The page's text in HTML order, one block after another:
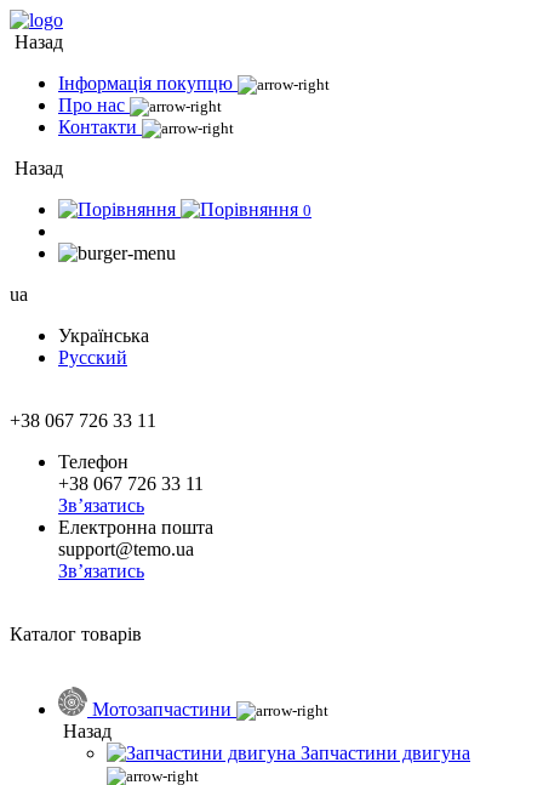
Назад
Інформація покупцю
Про нас
Контакти
Назад
0
ua
Українська
Русский
+38 067 726 33 11
Телефон
+38 067 726 33 11
Зв’язатись
Електронна пошта
support@temo.ua
Зв’язатись
Каталог товарів
Мотозапчастини
Назад
Запчастини двигуна